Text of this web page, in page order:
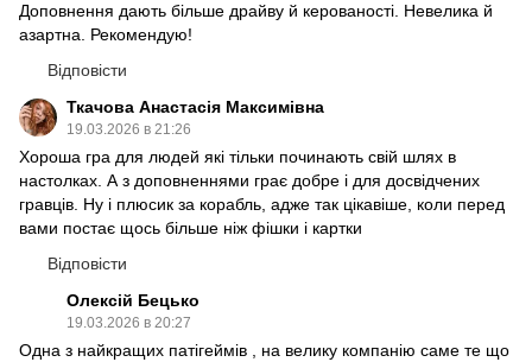
Доповнення дають більше драйву й керованості. Невелика й
азартна. Рекомендую!
Відповісти
Ткачова Анастасія Максимівна
19.03.2026 в 21:26
Хороша гра для людей які тільки починають свій шлях в
настолках. А з доповненнями грає добре і для досвідчених
гравців. Ну і плюсик за корабль, адже так цікавіше, коли перед
вами постає щось більше ніж фішки і картки
Відповісти
Олексій Бецько
19.03.2026 в 20:27
Одна з найкращих патігеймів , на велику компанію саме те що